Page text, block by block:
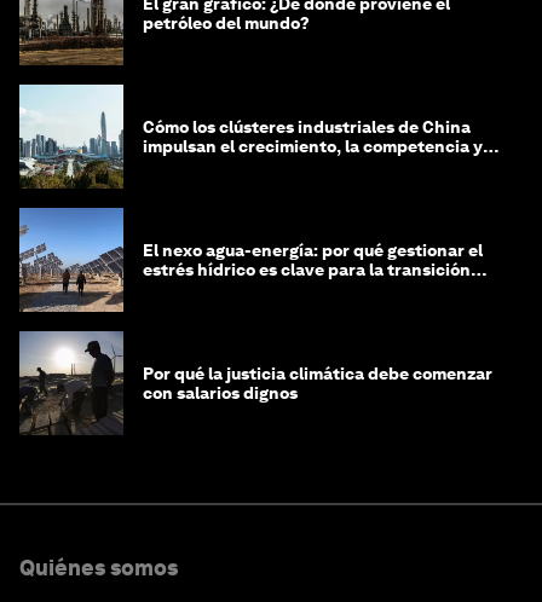
El gran gráfico: ¿De dónde proviene el
petróleo del mundo?
Cómo los clústeres industriales de China
impulsan el crecimiento, la competencia y la
El nexo agua-energía: por qué gestionar el
estrés hídrico es clave para la transición
Por qué la justicia climática debe comenzar
con salarios dignos
Quiénes somos